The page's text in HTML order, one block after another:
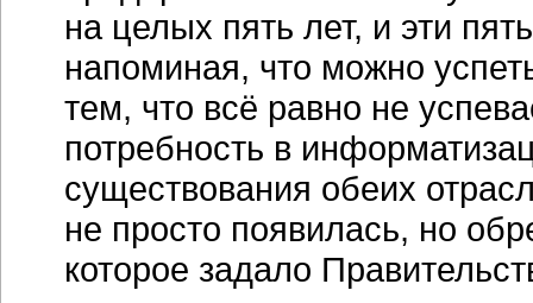
на целых пять лет, и эти
напоминая, что можно
тем, что всё равно не
потребность в
существования обеих
не просто появилась, но
которое задало